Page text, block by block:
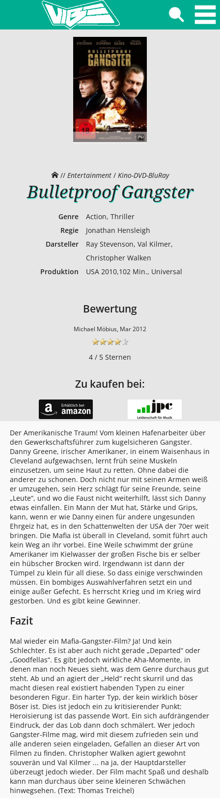
// Entertainment/ Kino-DVD-BluRay
Bulletproof Gangster
Genre
Action, Thriller
Regie
Jonathan Hensleigh
Darsteller
Ray Stevenson, Val Kilmer,
Christopher Walken
Produktion
USA 2010,102 Min., Universal
Bewertung
Michael Möbius, Mar 2012
4 / 5 Sternen
Zu kaufen bei:
Der Amerikanische Traum! Vom kleinen Hafenarbeiter über
den Gewerkschaftsführer zum kugelsicheren Gangster.
Danny Greene, irischer Amerikaner, in einem Waisenhaus in
Cleveland aufgewachsen, lernt früh seine Muskeln
einzusetzen, um seine Haut zu retten. Ohne dabei die
anderer zu schonen. Doch nicht nur mit seinen Armen weiß
er umzugehen, sein Herz schlägt für seine Freunde, seine
„Leute“, und wo die Faust nicht weiterhilft, lässt sich Danny
etwas einfallen. Ein Mann der Mut hat, Stärke und Grips,
kann, wenn er wie Danny einen für andere ungesunden
Ehrgeiz hat, es in den Schattenwelten der USA der 70er weit
bringen. Die Mafia ist überall in Cleveland, somit führt auch
kein Weg an ihr vorbei. Eine Weile schwimmt der grüne
Amerikaner im Kielwasser der großen Fische bis er selber
ein hübscher Brocken wird. Irgendwann ist dann der
Tümpel zu klein für all diese. So dass einige verschwinden
müssen. Ein bombiges Auswahlverfahren setzt ein und
einige außer Gefecht. Es herrscht Krieg und im Krieg wird
gestorben. Und es gibt keine Gewinner.
Fazit
Mal wieder ein Mafia-Gangster-Film? Ja! Und kein
Schlechter. Es ist aber auch nicht gerade „Departed“ oder
„Goodfellas“. Es gibt jedoch wirkliche Aha-Momente, in
denen man noch Neues sieht, was dem Genre durchaus gut
steht. Ab und an agiert der „Held“ recht skurril und das
macht diesen real existiert habenden Typen zu einer
besonderen Figur. Ein harter Typ, der kein wirklich böser
Böser ist. Dies ist jedoch ein zu kritisierender Punkt:
Heroisierung ist das passende Wort. Ein sich aufdrängender
Eindruck, der das Lob dann doch schmälert. Wer jedoch
Gangster-Filme mag, wird mit diesem zufrieden sein und
alle anderen seien eingeladen, Gefallen an dieser Art von
Filmen zu finden. Christopher Walken agiert gewohnt
souverän und Val Kilmer ... na ja, der Hauptdarsteller
überzeugt jedoch wieder. Der Film macht Spaß und deshalb
kann man durchaus über seine kleineren Schwächen
hinwegsehen. (Text: Thomas Treichel)